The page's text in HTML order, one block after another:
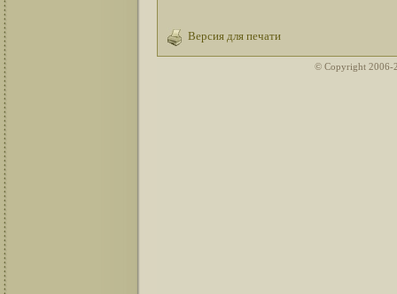
Версия для печати
© Copyright 2006-